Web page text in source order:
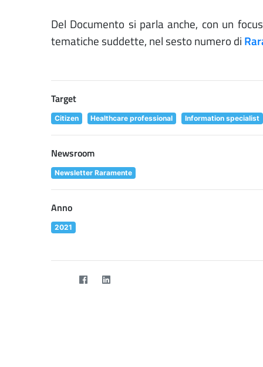
Del Documento si parla anche, con un
tematiche suddette, nel sesto numero di
Target
Citizen Healthcare professional Information specialist
Newsroom
Newsletter Raramente
Anno
2021